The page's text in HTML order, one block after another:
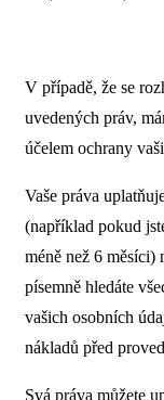
V případě, že se
uvedených práv,
účelem ochrany
Vaše práva
(například pokud
méně než 6 měsíci)
písemně hledáte
vašich osobních
nákladů před
Svá práva můžete